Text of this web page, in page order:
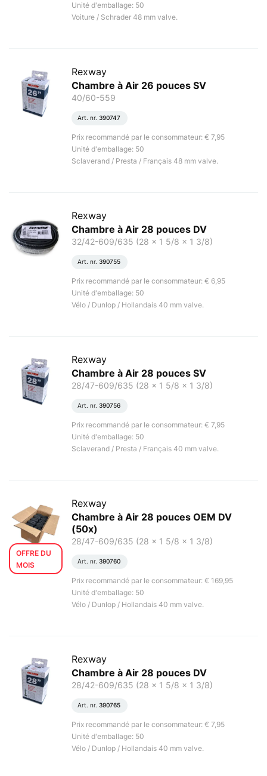
Unité d'emballage: 50
Voiture / Schrader 48 mm valve.
Rexway
Chambre à Air 26 pouces SV
40/60-559
Art. nr. 390747
Prix recommandé par le consommateur: € 7,95
Unité d'emballage: 50
Sclaverand / Presta / Français 48 mm valve.
Rexway
Chambre à Air 28 pouces DV
32/42-609/635 (28 x 1 5/8 x 1 3/8)
Art. nr. 390755
Prix recommandé par le consommateur: € 6,95
Unité d'emballage: 50
Vélo / Dunlop / Hollandais 40 mm valve.
Rexway
Chambre à Air 28 pouces SV
28/47-609/635 (28 x 1 5/8 x 1 3/8)
Art. nr. 390756
Prix recommandé par le consommateur: € 7,95
Unité d'emballage: 50
Sclaverand / Presta / Français 40 mm valve.
OFFRE DU
MOIS
Rexway
Chambre à Air 28 pouces OEM DV
(50x)
28/47-609/635 (28 x 1 5/8 x 1 3/8)
Art. nr. 390760
Prix recommandé par le consommateur: € 169,95
Unité d'emballage: 50
Vélo / Dunlop / Hollandais 40 mm valve.
Rexway
Chambre à Air 28 pouces DV
28/42-609/635 (28 x 1 5/8 x 1 3/8)
Art. nr. 390765
Prix recommandé par le consommateur: € 7,95
Unité d'emballage: 50
Vélo / Dunlop / Hollandais 40 mm valve.